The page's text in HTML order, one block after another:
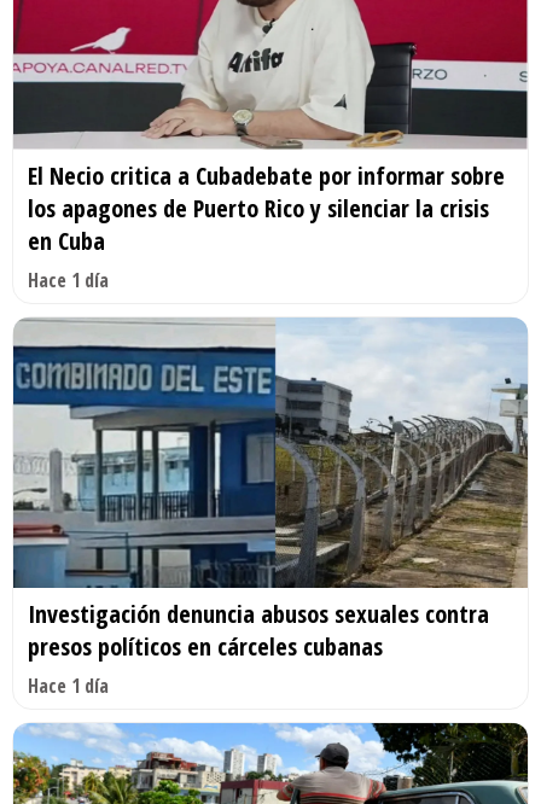
El Necio critica a Cubadebate por informar sobre
los apagones de Puerto Rico y silenciar la crisis
en Cuba
Hace 1 día
Investigación denuncia abusos sexuales contra
presos políticos en cárceles cubanas
Hace 1 día